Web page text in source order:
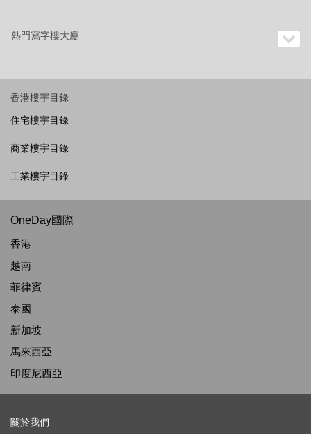
熱門寫字樓大廈
香港樓宇目錄
住宅樓宇目錄
商業樓宇目錄
工業樓宇目錄
OneDay國際
香港
越南
菲律賓
泰國
新加坡
馬來西亞
印度尼西亞
關於我們